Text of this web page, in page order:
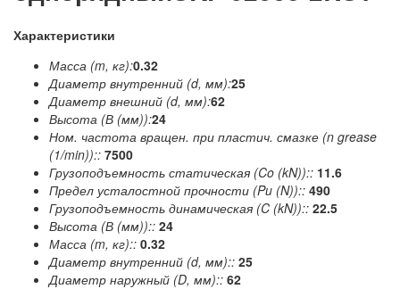
Характеристики
Масса (m, кг):0.32
Диаметр внутренний (d, мм):25
Диаметр внешний (d, мм):62
Высота (В (мм)):24
Ном. частота вращен. при пластич. смазке (n grease
(1/min)):: 7500
Грузоподъемность статическая (Co (kN)):: 11.6
Предел усталостной прочности (Pu (N)):: 490
Грузоподъемность динамическая (C (kN)):: 22.5
Высота (В (мм)):: 24
Масса (m, кг):: 0.32
Диаметр внутренний (d, мм):: 25
Диаметр наружный (D, мм):: 62